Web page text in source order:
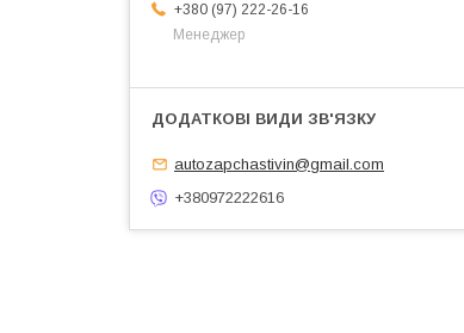
+380 (97) 222-26-16
Менеджер
autozapchastivin@gmail.com
+380972222616